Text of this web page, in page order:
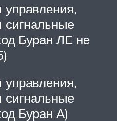
сигнальные
Буран ЛЕ не
сигнальные
Буран А)